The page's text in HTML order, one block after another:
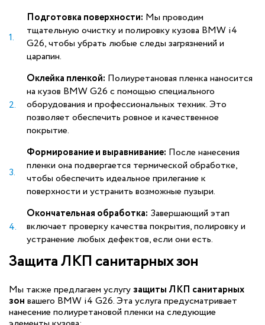
Подготовка поверхности: Мы проводим
тщательную очистку и полировку кузова BMW i4
G26, чтобы убрать любые следы загрязнений и
царапин.
Оклейка пленкой: Полиуретановая пленка наносится
на кузов BMW G26 с помощью специального
оборудования и профессиональных техник. Это
позволяет обеспечить ровное и качественное
покрытие.
Формирование и выравнивание: После нанесения
пленки она подвергается термической обработке,
чтобы обеспечить идеальное прилегание к
поверхности и устранить возможные пузыри.
Окончательная обработка: Завершающий этап
включает проверку качества покрытия, полировку и
устранение любых дефектов, если они есть.
Защита ЛКП санитарных зон
Мы также предлагаем услугузащиты ЛКП санитарных
зон вашего BMW i4 G26. Эта услуга предусматривает
нанесение полиуретановой пленки на следующие